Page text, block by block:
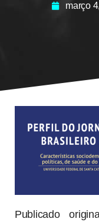
março
Publicado